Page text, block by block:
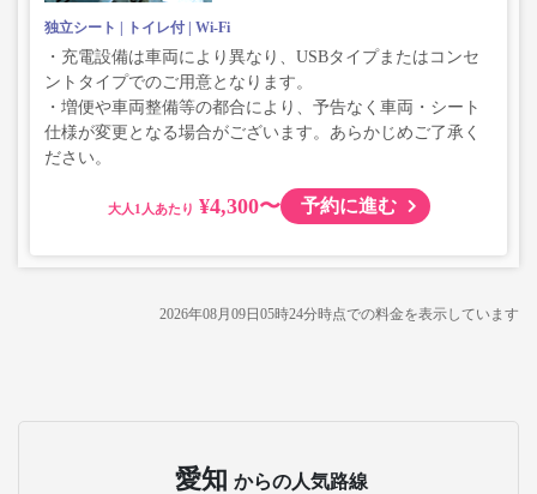
独立シート トイレ付 Wi-Fi
・充電設備は車両により異なり、USBタイプまたはコンセ
ントタイプでのご用意となります。
・増便や車両整備等の都合により、予告なく車両・シート
仕様が変更となる場合がございます。あらかじめご了承く
ださい。
大人 ¥4,300〜 予約に進む
2026年08月09日05時24分時点での料金を表示しています
愛知 からの人気路線